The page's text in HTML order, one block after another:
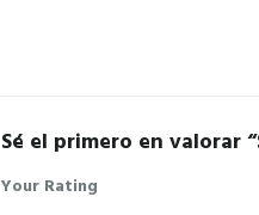
Sé el primero en valorar
Your Rating